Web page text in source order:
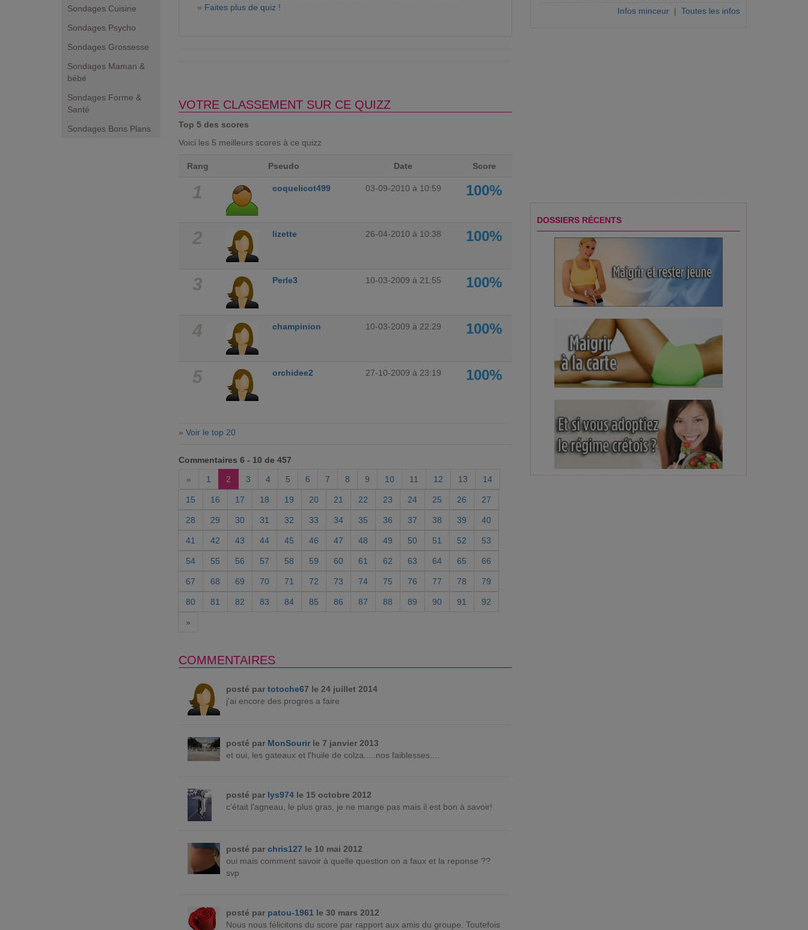
Sondages Cuisine
Sondages Psycho
Sondages Grossesse
Sondages Maman &
bébé
Sondages Forme &
Santé
Sondages Bons Plans
» Faites plus de quiz !
VOTRE CLASSEMENT SUR CE QUIZZ
Top 5 des scores
Voici les 5 meilleurs scores à ce quizz
Rang Pseudo Date Score
1 coquelicot499 03-09-2010 à 10:59 100%
2 lizette 26-04-2010 à 10:38 100%
3 Perle3 10-03-2009 à 21:55 100%
4 champinion 10-03-2009 à 22:29 100%
5 orchidee2 27-10-2009 à 23:19 100%
» Voir le top 20
Commentaires 6 - 10 de 457
«
1 2 3 4 5 6 7 8 9 10 11 12 13 14
15 16 17 18 19 20 21 22 23 24 25 26 27
28 29 30 31 32 33 34 35 36 37 38 39 40
41 42 43 44 45 46 47 48 49 50 51 52 53
54 55 56 57 58 59 60 61 62 63 64 65 66
67 68 69 70 71 72 73 74 75 76 77 78 79
80 81 82 83 84 85 86 87 88 89 90 91 92
»
COMMENTAIRES
posté partotoche67 le 24 juillet 2014
j'ai encore des progres a faire
posté par MonSourir le 7 janvier 2013
et oui, les gateaux et l'huile de colza.....nos faiblesses....
posté par lys974 le 15 octobre 2012
c'était l'agneau, le plus gras, je ne mange pas mais il est bon à savoir!
posté parchris127 le 10 mai 2012
oui mais comment savoir à quelle question on a faux et la reponse ??
svp
posté par patou-1961 le 30 mars 2012
Nous nous félicitons du score par rapport aux amis du groupe. Toutefois
Infos minceur | Toutes les infos
DOSSIERS RÉCENTS